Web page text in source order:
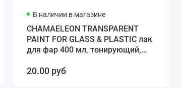
В наличии в магазине
CHAMAELEON TRANSPARENT
PAINT FOR GLASS & PLASTIC лак
для фар 400 мл, тонирующий,
20.00 руб